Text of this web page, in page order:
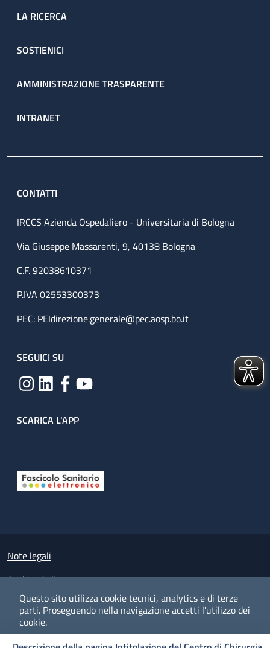
Questo sito utilizza cookie tecnici, analytics e di terze
parti. Proseguendo nella navigazione accetti l'utilizzo dei
cookie.
LA RICERCA
SOSTIENICI
AMMINISTRAZIONE TRASPARENTE
INTRANET
CONTATTI
IRCCS Azienda Ospedaliero - Universitaria di Bologna
Via Giuseppe Massarenti, 9, 40138 Bologna
C.F. 92038610371
P.IVA 02553300373
PEC: PEIdirezione.generale@pec.aosp.bo.it
SEGUICI SU
SCARICA L'APP
Small prints
Note legali
Cookies Policy
Policy privacy e protezione del dato personale
Albo pretorio on-line